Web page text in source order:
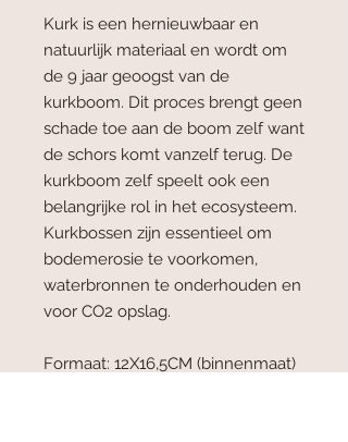
Kurk is een hernieuwbaar en
natuurlijk materiaal en wordt om
de 9 jaar geoogst van de
kurkboom. Dit proces brengt geen
schade toe aan de boom zelf want
de schors komt vanzelf terug. De
kurkboom zelf speelt ook een
belangrijke rol in het ecosysteem.
Kurkbossen zijn essentieel om
bodemerosie te voorkomen,
waterbronnen te onderhouden en
voor CO2 opslag.
Formaat: 12X16,5CM (binnenmaat)